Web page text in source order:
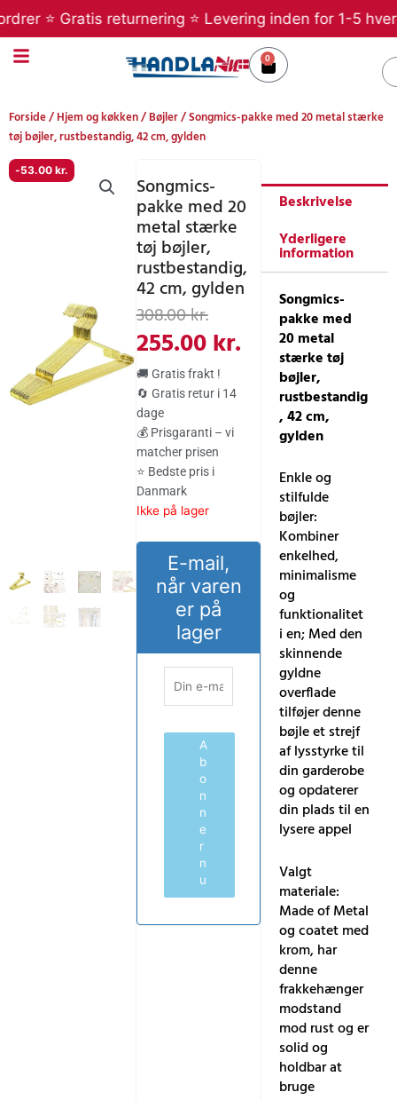
til
indholdet
Gratis returnering ⭐ Levering inden for 1-5
0
Kurv
Forside/Hjem og køkken/Bøjler/ Songmics-pakke med 20 metal stærke
tøj bøjler, rustbestandig, 42 cm, gylden
-53.00 kr.
Songmics-
pakke med 20
metal stærke
tøj bøjler,
rustbestandig,
42 cm, gylden
308.00kr.Den
oprindelige
pris
var:
308.00 kr..
255.00kr.
Den
aktuelle
pris
255.00 kr..
🚚 Gratis frakt !
🔄 Gratis retur i 14
dage
💰 Prisgaranti – vi
matcher prisen
⭐ Bedste pris i
Danmark
Ikke på lager
E-mail,
når varen
er på
lager
A
b
o
n
n
e
r
n
u
Beskrivelse
Yderligere
information
Songmics-
pakke med
20 metal
stærke tøj
bøjler,
rustbestandig
, 42 cm,
gylden
Enkle og
stilfulde
bøjler:
Kombiner
enkelhed,
minimalisme
og
funktionalitet
i en; Med den
skinnende
gyldne
overflade
tilføjer denne
bøjle et strejf
af lysstyrke til
din garderobe
og opdaterer
din plads til en
lysere appel
Valgt
materiale:
Made of Metal
og coatet med
krom, har
denne
frakkehænger
modstand
mod rust og er
solid og
holdbar at
bruge